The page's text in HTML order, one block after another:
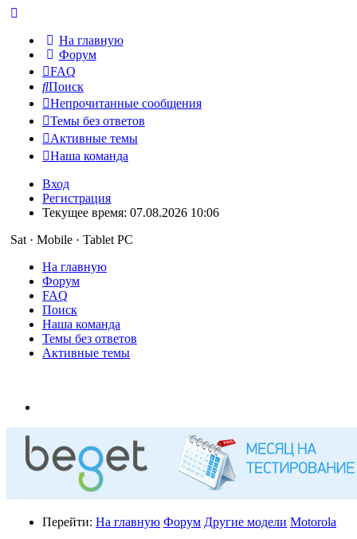
На главную
Форум
FAQ
Поиск
Непрочитанные сообщения
Темы без ответов
Активные темы
Наша команда
Вход
Регистрация
Текущее время: 07.08.2026 10:06
Sat · Mobile · Tablet PC
На главную
Форум
FAQ
Поиск
Наша команда
Темы без ответов
Активные темы
Перейти: На главную Форум Другие модели Motorola